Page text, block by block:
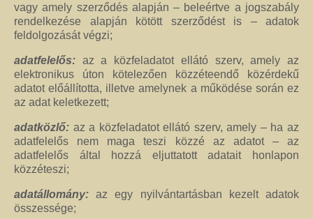
vagy amely szerződés alapján – beleértve a jogszabály
rendelkezése alapján kötött szerződést is – adatok
feldolgozását végzi;
adatfelelős: az a közfeladatot ellátó szerv, amely az
elektronikus úton kötelezően közzéteendő közérdekű
adatot előállította, illetve amelynek a működése során ez
az adat keletkezett;
adatközlő: az a közfeladatot ellátó szerv, amely – ha az
adatfelelős nem maga teszi közzé az adatot – az
adatfelelős által hozzá eljuttatott adatait honlapon
közzéteszi;
adatállomány: az egy nyilvántartásban kezelt adatok
összessége;